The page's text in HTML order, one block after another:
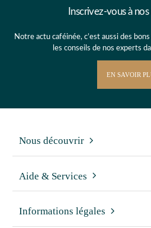
Inscrivez-vous à
Notre actu caféinée, c’est aussi des
les conseils de nos experts
EN SAVOIR
Nous découvrir
Aide & Services
Informations légales